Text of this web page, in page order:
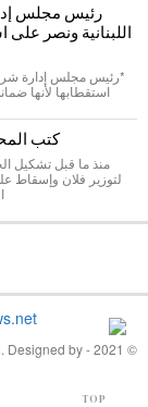
اللبنانية ونصر على
كتب
منذ ما قبل تشكيل
لتوزير فلان وإسقاط
© 2021 - All Rights Reserved. Designed by
TOP